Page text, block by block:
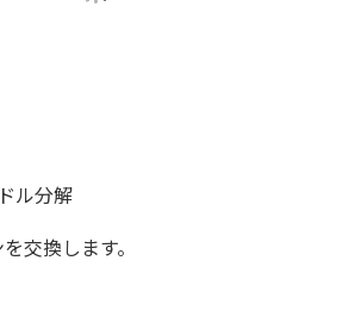
ル分解
交換します。